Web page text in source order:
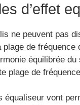
d’effet
ne peuvent pas
de fréquence
équilibrée du
plage de
équaliseur vont